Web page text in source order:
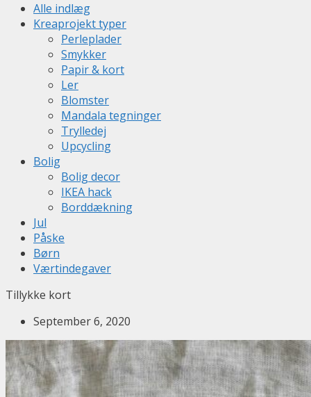
Alle indlæg
Kreaprojekt typer
Perleplader
Smykker
Papir & kort
Ler
Blomster
Mandala tegninger
Trylledej
Upcycling
Bolig
Bolig decor
IKEA hack
Borddækning
Jul
Påske
Børn
Værtindegaver
Tillykke kort
September 6, 2020